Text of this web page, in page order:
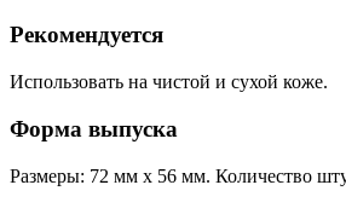
Рекомендуется
Использовать на чистой и сухой коже.
Форма выпуска
Размеры: 72 мм x 56 мм. Количество